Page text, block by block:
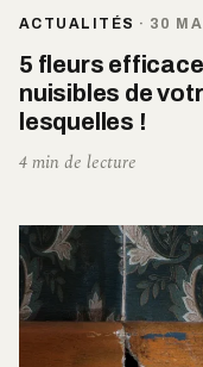
ACTUALITÉS · 30
5 fleurs
nuisibles de
lesquelles !
4 min de lecture